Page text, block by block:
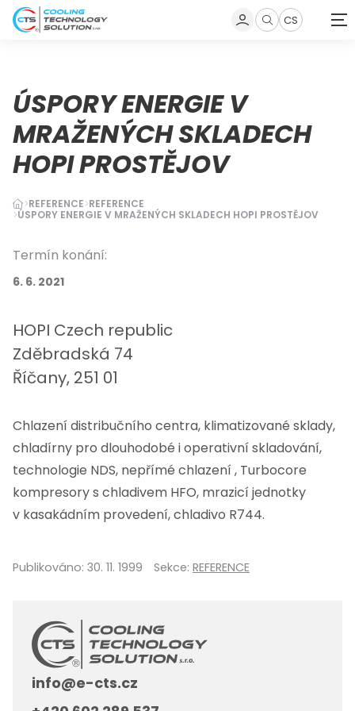
Zobrazit
vyhledávání
CS
ÚSPORY ENERGIE V
MRAŽENÝCH SKLADECH
HOPI PROSTĚJOV
REFERENCE REFERENCE
ÚSPORY ENERGIE V MRAŽENÝCH SKLADECH HOPI PROSTĚJOV
Termín konání:
6. 6. 2021
HOPI Czech republic
Zděbradská 74
Říčany, 251 01
Chlazení distribučního centra, klimatizované sklady,
chladírny pro dlouhodobé i operativní skladování,
technologie NDS, nepřímé chlazení , Turbocore
kompresory s chladivem HFO, mrazicí jednotky
v kasakádním provedení, chladivo R744.
Publikováno: 30. 11. 1999 Sekce: REFERENCE
info@e-cts.cz